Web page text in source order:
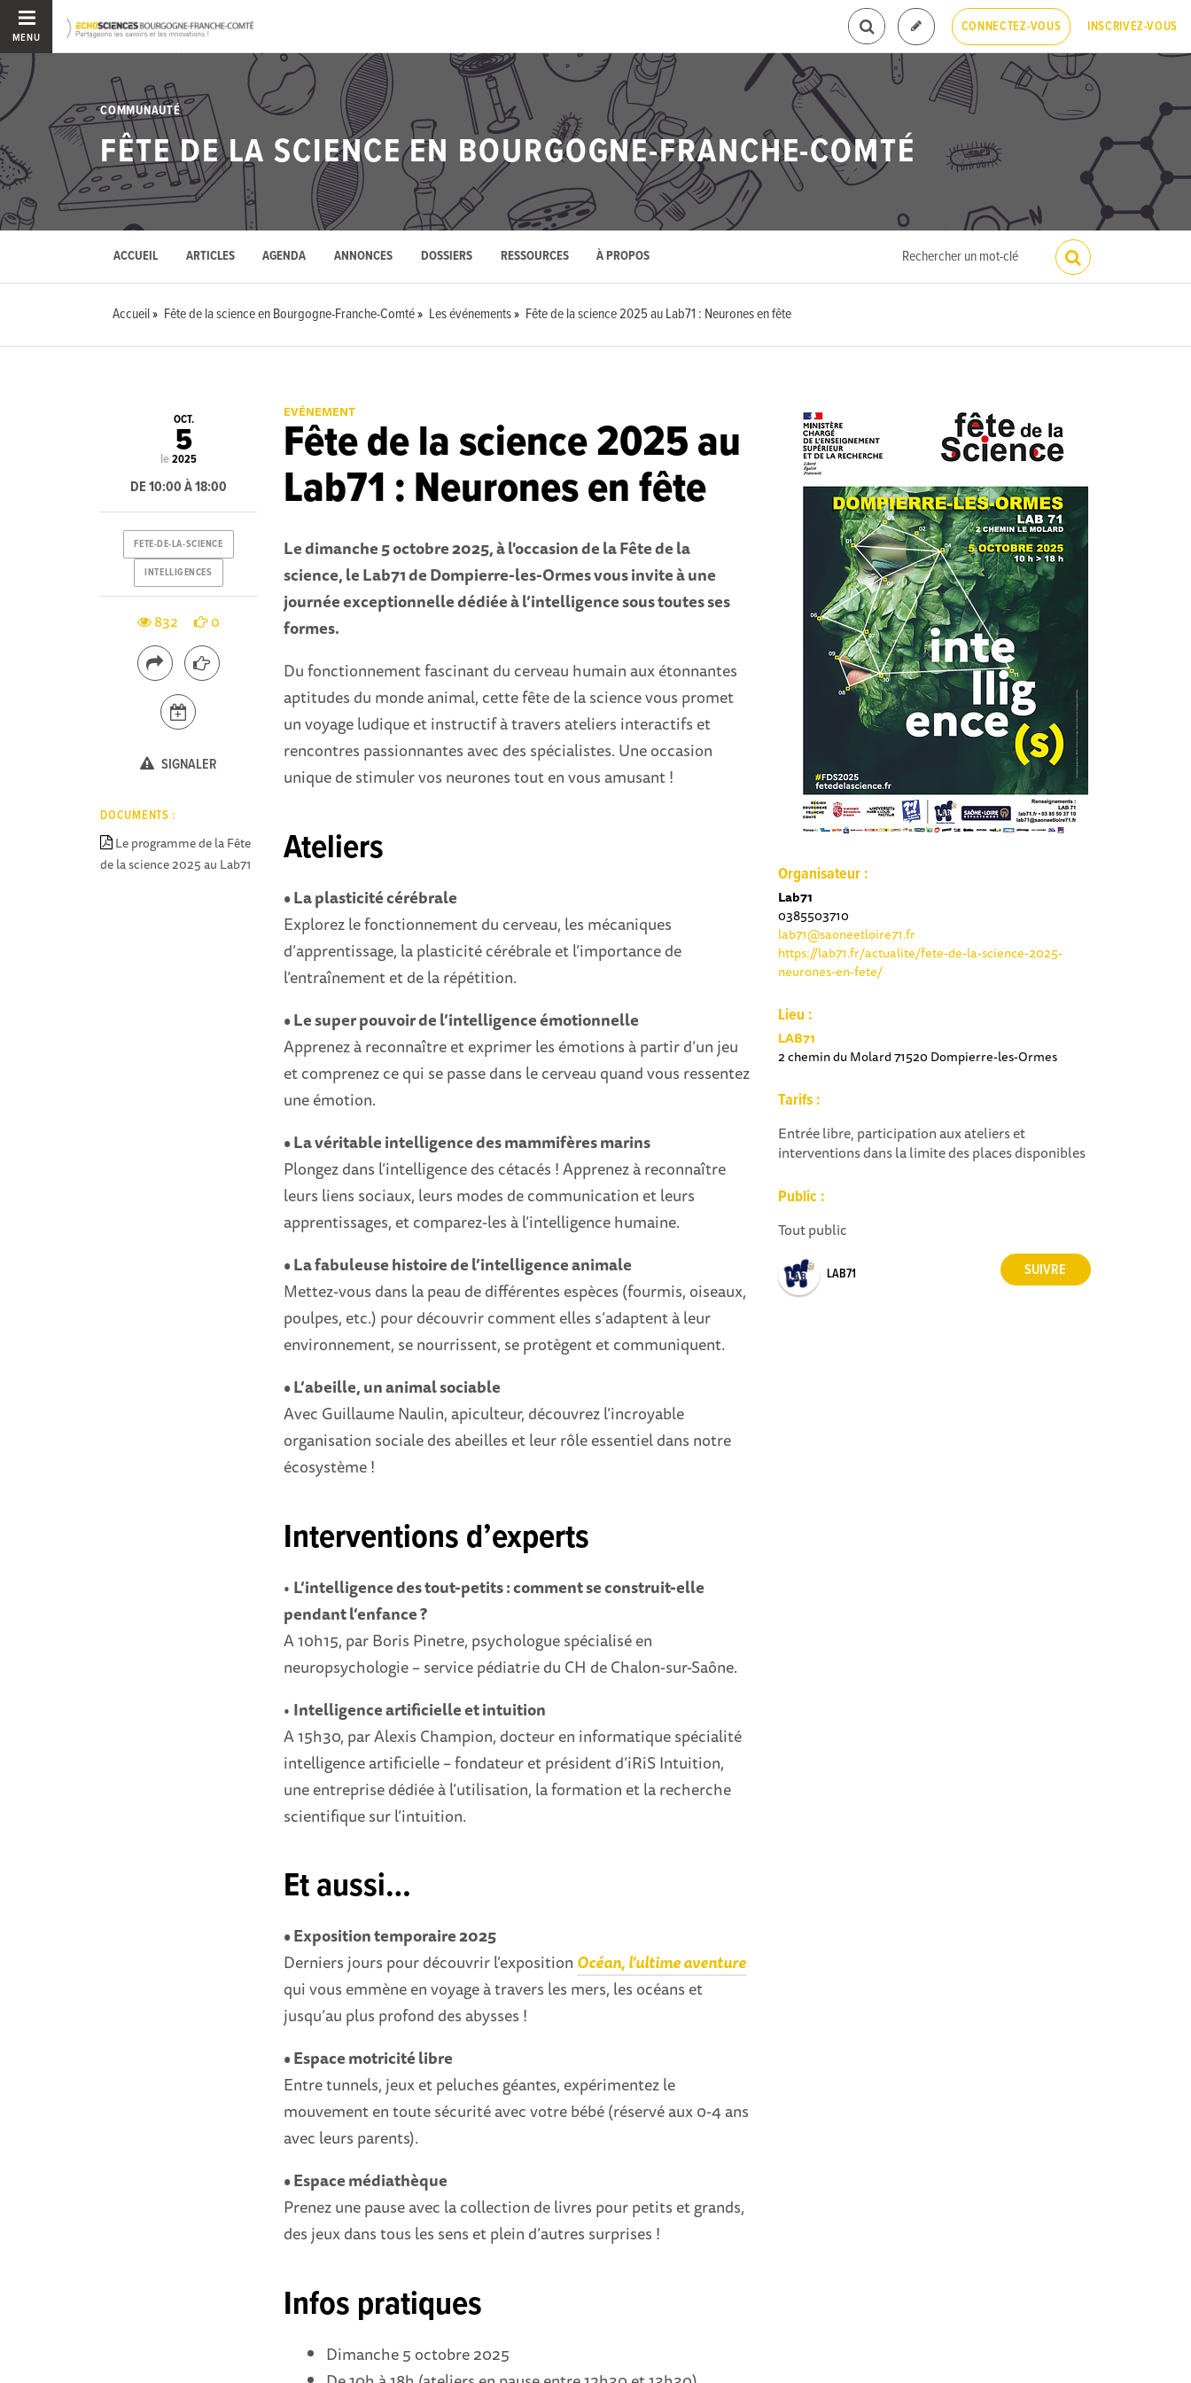
MENU
CONNECTEZ-VOUS INSCRIVEZ-VOUS
COMMUNAUTÉ
FÊTE DE LA SCIENCE EN BOURGOGNE-FRANCHE-COMTÉ
ACCUEIL ARTICLES AGENDA ANNONCES DOSSIERS RESSOURCES À PROPOS
Accueil Fête de la science en Bourgogne-Franche-Comté Les événements Fête de la science 2025 au Lab71 : Neurones en fête
EVÉNEMENT
Fête de la science 2025 au
Lab71 : Neurones en fête
Le dimanche 5 octobre 2025, à l'occasion de la Fête de la
science, le Lab71 de Dompierre-les-Ormes vous invite à une
journée exceptionnelle dédiée à l’intelligence sous toutes ses
formes.
Du fonctionnement fascinant du cerveau humain aux étonnantes
aptitudes du monde animal, cette fête de la science vous promet
un voyage ludique et instructif à travers ateliers interactifs et
rencontres passionnantes avec des spécialistes. Une occasion
unique de stimuler vos neurones tout en vous amusant !
Ateliers
• La plasticité cérébrale
Explorez le fonctionnement du cerveau, les mécaniques
d’apprentissage, la plasticité cérébrale et l’importance de
l’entraînement et de la répétition.
• Le super pouvoir de l’intelligence émotionnelle
Apprenez à reconnaître et exprimer les émotions à partir d’un jeu
et comprenez ce qui se passe dans le cerveau quand vous ressentez
une émotion.
• La véritable intelligence des mammifères marins
Plongez dans l’intelligence des cétacés ! Apprenez à reconnaître
leurs liens sociaux, leurs modes de communication et leurs
apprentissages, et comparez-les à l’intelligence humaine.
• La fabuleuse histoire de l’intelligence animale
Mettez-vous dans la peau de différentes espèces (fourmis, oiseaux,
poulpes, etc.) pour découvrir comment elles s’adaptent à leur
environnement, se nourrissent, se protègent et communiquent.
• L’abeille, un animal sociable
Avec Guillaume Naulin, apiculteur, découvrez l’incroyable
organisation sociale des abeilles et leur rôle essentiel dans notre
écosystème !
Interventions d’experts
• L’intelligence des tout-petits : comment se construit-elle
pendant l’enfance ?
A 10h15, par Boris Pinetre, psychologue spécialisé en
neuropsychologie – service pédiatrie du CH de Chalon-sur-Saône.
• Intelligence artificielle et intuition
A 15h30, par Alexis Champion, docteur en informatique spécialité
intelligence artificielle – fondateur et président d’iRiS Intuition,
une entreprise dédiée à l’utilisation, la formation et la recherche
scientifique sur l’intuition.
Et aussi…
• Exposition temporaire 2025
Derniers jours pour découvrir l’exposition Océan, l’ultime aventure
qui vous emmène en voyage à travers les mers, les océans et
jusqu’au plus profond des abysses !
• Espace motricité libre
Entre tunnels, jeux et peluches géantes, expérimentez le
mouvement en toute sécurité avec votre bébé (réservé aux 0-4 ans
avec leurs parents).
• Espace médiathèque
Prenez une pause avec la collection de livres pour petits et grands,
des jeux dans tous les sens et plein d’autres surprises !
Infos pratiques
Dimanche 5 octobre 2025
Organisateur :
Lab71
0385503710
lab71@saoneetloire71.fr
https://lab71.fr/actualite/fete-de-la-science-2025-
neurones-en-fete/
Lieu :
LAB71
2 chemin du Molard 71520 Dompierre-les-Ormes
Tarifs :
Entrée libre, participation aux ateliers et
interventions dans la limite des places disponibles
Public :
Tout public
LAB71
le
OCT.
5
2025
DE 10:00 À 18:00
FETE-DE-LA-SCIENCE
INTELLIGENCES
832 0
SIGNALER
DOCUMENTS :
Le programme de la Fête
de la science 2025 au Lab71